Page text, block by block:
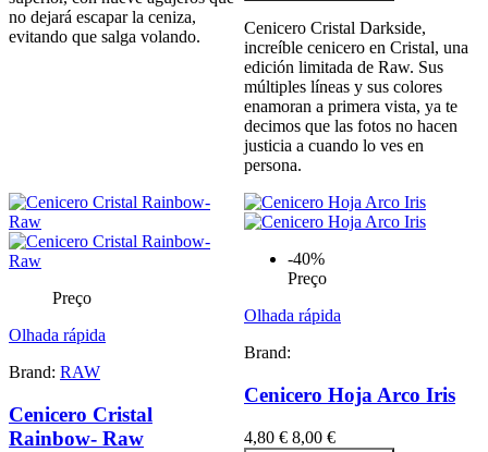
no dejará escapar la ceniza,
evitando que salga volando.
Cenicero Cristal Darkside,
increíble cenicero en Cristal, una
edición limitada de Raw. Sus
múltiples líneas y sus colores
enamoran a primera vista, ya te
decimos que las fotos no hacen
justicia a cuando lo ves en
persona.
Preço
Olhada rápida
Brand: RAW
Cenicero Cristal
Rainbow- Raw
-40%
Preço
Olhada rápida
Brand:
Cenicero Hoja Arco Iris
4,80 € 8,00 €